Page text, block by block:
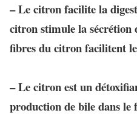
– Le citronfacilite la
citron stimule la sécrétion
fibres du citron facilitent
– Le citron est un
production de bile dans le